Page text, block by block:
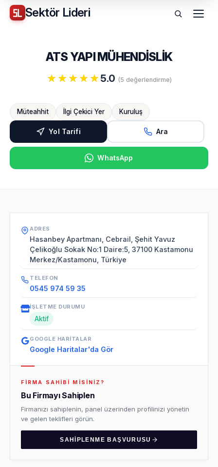
Sektör Lideri Menü
ATS YAPI MÜHENDİSLİK
5.0 (5 değerlendirme)
Müteahhit İlgi Çekici Yer Kuruluş
Yol Tarifi Ara
WhatsApp
ADRES
Hasanbey Apartmanı, Cebrail, Şehit Yavuz
Çelikoğlu Sokak No:1 Daire:5, 37100 Kastamonu
Merkez/Kastamonu, Türkiye
TELEFON
0545 974 59 35
İŞLETME DURUMU
Aktif
GOOGLE HARITALAR
Google Haritalar'da Gör
FIRMA SAHIBI MISINIZ?
Bu Firmayı Sahiplen
Firmanızı sahiplenin, panel üzerinden profilinizi yönetin
ve gelen teklifleri görün.
SAHIPLENME BAŞVURUSU